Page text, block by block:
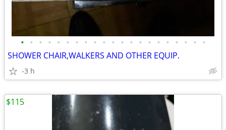
• • • • • • • • • • • • • • • • • • • • •
SHOWER CHAIR,WALKERS AND OTHER EQUIP.
-3 h
$115